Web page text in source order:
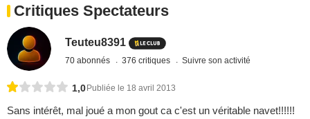
Critiques Spectateurs
Teuteu8391
70 abonnés 376 critiques Suivre son activité
1,0 Publiée le 18 avril 2013
Sans intérêt, mal joué a mon gout ca c'est un véritable navet!!!!!!